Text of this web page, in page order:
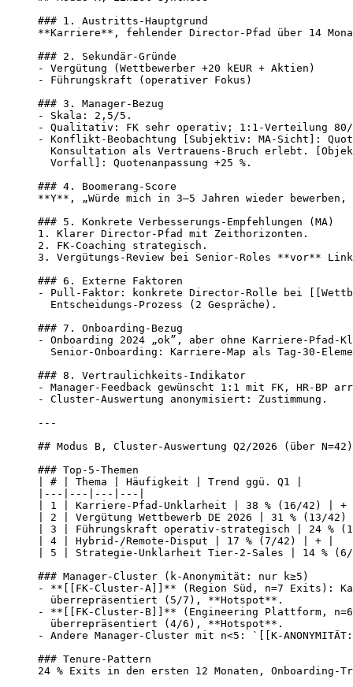
### 1. Austritts-Hauptgrund
**Karriere**, fehlender Director-Pfad über 14
### 2. Sekundär-Gründe
- Vergütung (Wettbewerber +20 kEUR + Aktien)
- Führungskraft (operativer Fokus)
### 3. Manager-Bezug
- Skala: 2,5/5.
- Qualitativ: FK sehr operativ; 1:1-Verteilung 80/
- Konflikt-Beobachtung [Subjektiv: MA-Sicht]:
Konsultation als Vertrauens-Bruch erlebt.
  Vorfall]: Quotenanpassung +25 %.
### 4. Boomerang-Score
**Y**, „Würde mich in 3–5 Jahren wieder
### 5. Konkrete Verbesserungs-Empfehlungen (MA)
1. Klarer Director-Pfad mit Zeithorizonten.
2. FK-Coaching strategisch.
3. Vergütungs-Review bei Senior-Roles **vor**
### 6. Externe Faktoren
- Pull-Faktor: konkrete Director-Rolle bei
  Entscheidungs-Prozess (2 Gespräche).
### 7. Onboarding-Bezug
- Onboarding 2024 „ok”, aber ohne Karriere-Pfad-
Senior-Onboarding: Karriere-Map als Tag-30-
### 8. Vertraulichkeits-Indikator
- Manager-Feedback gewünscht 1:1 mit FK, HR-BP
- Cluster-Auswertung anonymisiert: Zustimmung.
---
## Modus B, Cluster-Auswertung Q2/2026 (über N=42)
### Top-5-Themen
| # | Thema | Häufigkeit | Trend ggü. Q1 |
|---|---|---|---|
| 1 | Karriere-Pfad-Unklarheit | 38 % (16/42) | +
| 2 | Vergütung Wettbewerb DE 2026 | 31 % (13/
| 3 | Führungskraft operativ-strategisch | 24 %
| 4 | Hybrid-/Remote-Disput | 17 % (7/42) | + |
| 5 | Strategie-Unklarheit Tier-2-Sales | 14 %
### Manager-Cluster (k-Anonymität: nur k≥5)
- **[[FK-Cluster-A]]** (Region Süd, n=7 Exits):
  überrepräsentiert (5/7), **Hotspot**.
- **[[FK-Cluster-B]]** (Engineering Plattform,
  überrepräsentiert (4/6), **Hotspot**.
- Andere Manager-Cluster mit n<5: `[[K-
### Tenure-Pattern
24 % Exits in den ersten 12 Monaten, Onboarding-